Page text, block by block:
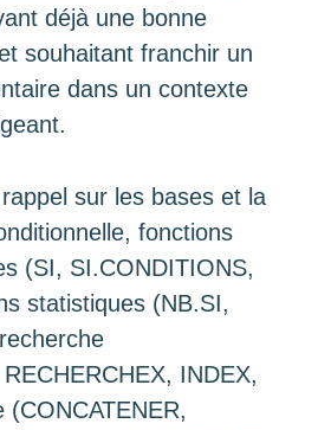
déjà une bonne
souhaitant franchir un
dans un contexte
sur les bases et la
fonctions
(SI, SI.CONDITIONS,
statistiques (NB.SI,
INDEX,